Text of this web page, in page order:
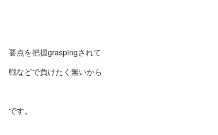
要点を把握graspingされて
戦などで負けたく無いから
です。